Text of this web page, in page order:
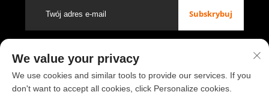
Subskrybuj
Prawa autorskie © 2026 przez Luoyang Youbao Office Furniture
Co., Ltd.
Polityka prywatności
We value your privacy
We use cookies and similar tools to provide our services. If you
don't want to accept all cookies, click Personalize cookies.